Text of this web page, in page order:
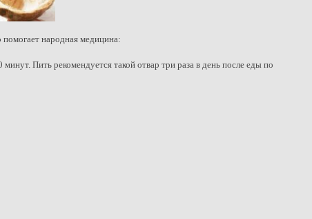
помогает народная медицина:
Пить рекомендуется такой отвар три раза в день после еды по